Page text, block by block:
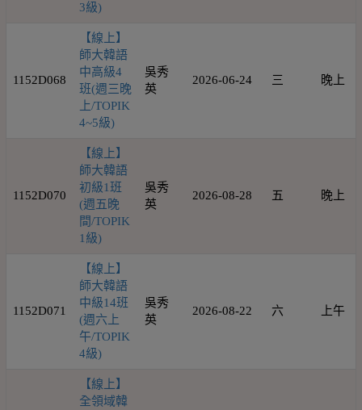
3級)
1152D068
【線上】
師大韓語
中高級4
班(週三晚
上/TOPIK
4~5級)
吳秀
英
2026-06-24 三 晚上
1152D070
【線上】
師大韓語
初級1班
(週五晚
間/TOPIK
1級)
吳秀
英
2026-08-28 五 晚上
1152D071
【線上】
師大韓語
中級14班
(週六上
午/TOPIK
4級)
吳秀
英
2026-08-22 六 上午
【線上】
全領域韓